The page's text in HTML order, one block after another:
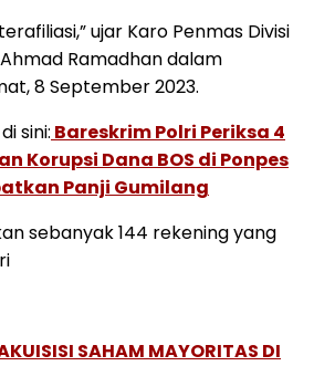
ujar Karo Penmas Divisi
Ramadhan dalam
8 September 2023.
sini: Bareskrim Polri Periksa 4
Korupsi Dana BOS di Ponpes
Panji Gumilang
sebanyak 144 rekening yang
SAHAM MAYORITAS DI